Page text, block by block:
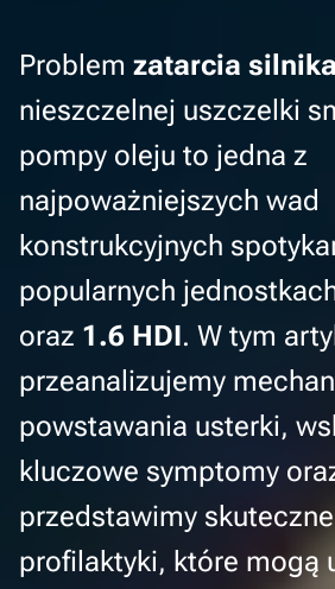
Problem zatarcia silnika
nieszczelnej uszczelki
pompy oleju to jedna z
najpoważniejszych wad
konstrukcyjnych
popularnych
oraz 1.6 HDI. W tym
przeanalizujemy
powstawania usterki,
kluczowe symptomy
przedstawimy
profilaktyki, które mogą